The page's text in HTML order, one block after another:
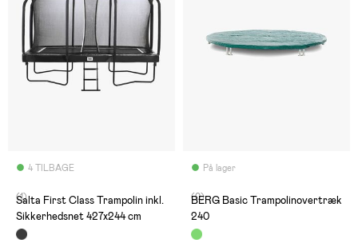
4 TILBAGE
(1)
Salta First Class Trampolin inkl.
Sikkerhedsnet 427x244 cm
På lager
(0)
BERG Basic Trampolinovertræk
240